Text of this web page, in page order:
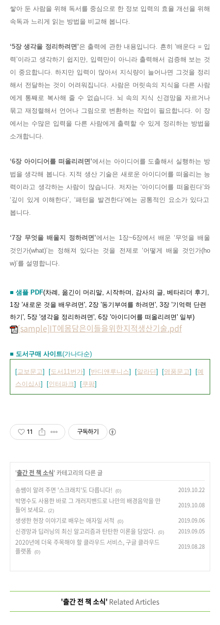
쌓아 둔 사람을 위해 독서를 중심으로 한 정보 입력의 효율 개선을 위해
속독과 느리게 읽는 방법을 비교해 봅니다.
‘5장 생각을 정리하려면’은 출력에 관한 내용입니다. 흔히 ‘배운다 = 입
력’이라고 생각하기 쉽지만, 입력만이 아니라 출력해서 검증해 보는 것
이 중요합니다. 하지만 입력이 많아서 지식량이 늘어나면 그것을 정리
해서 전달하는 것이 어려워집니다. 사람은 머릿속의 지식을 다른 사람
에게 통째로 복사해 줄 수 없습니다. 뇌 속의 지식 신경망을 자르거나
묶고 재정렬해서 언어나 그림으로 변환하는 작업이 필요합니다. 이 장
에서는 수많은 입력을 다른 사람에게 출력할 수 있게 정리하는 방법을
소개합니다.
‘6장 아이디어를 떠올리려면’에서는 아이디어를 도출해서 실행하는 방
법을 생각해 봅니다. 지적 생산 기술은 새로운 아이디어를 떠올리는 능
력이라고 생각하는 사람이 많습니다. 저자는‘아이디어를 떠올린다’와
‘깊이 있게 이해한다’, ‘패턴을 발견한다’에는 공통적인 요소가 있다고
봅니다.
‘7장 무엇을 배울지 정하려면’에서는 1장~6장에서 배운 ‘무엇을 배울
것인가(what)’는 정해져 있다는 것을 전제로 ‘어떻게 배울 것인가(ho
w)’를 설명합니다.
■ 샘플 PDF(차례, 옮긴이 머리말, 시작하며, 감사의 글, 베타리더 후기,
1장 '새로운 것을 배우려면', 2장 '동기부여를 하려면', 3장 '기억 력 단련
하기', 5장 '생각을 정리하려면', 6장 '아이디어를 떠올리려면' 일부)
[sample]IT에몸담은이들을위한지적생산기술.pdf
■ 도서구매 사이트(가나다순)
[교보문고] [도서11번가] [반디앤루니스] [알라딘] [영풍문고] [예
스이십사] [인터파크] [쿠팡]
11 구독하기
'출간 전 책 소식' 카테고리의 다른 글
송쌤이 알려 주면 '스크래치'도 다릅니다!
(0) 2019.10.22
박명수도 사용한 바로 그 개러지밴드로 나만의 배경음악을 만
들어 보세요. (2)
2019.10.08
생생한 현장 이야기로 배우는 애자일 서적 (0) 2019.09.06
신경망과 딥러닝의 최신 알고리즘과 탄탄한 이론을 담았다. (0) 2019.09.05
2020년에 더욱 주목해야 할 클라우드 서비스, 구글 클라우드
플랫폼 (0)
2019.08.28
'출간 전 책 소식'Related Articles